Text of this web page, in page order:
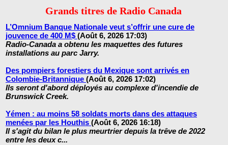
Grands titres de Radio Canada
L’Omnium Banque Nationale veut s’offrir une cure de
jouvence de 400 M$ (Août 6, 2026 17:03)
Radio-Canada a obtenu les maquettes des futures
installations au parc Jarry.
Des pompiers forestiers du Mexique sont arrivés en
Colombie-Britannique (Août 6, 2026 17:02)
Ils seront d'abord déployés au complexe d'incendie de
Brunswick Creek.
Yémen : au moins 58 soldats morts dans des attaques
menées par les Houthis (Août 6, 2026 16:18)
Il s'agit du bilan le plus meurtrier depuis la trêve de 2022
entre les deux c...